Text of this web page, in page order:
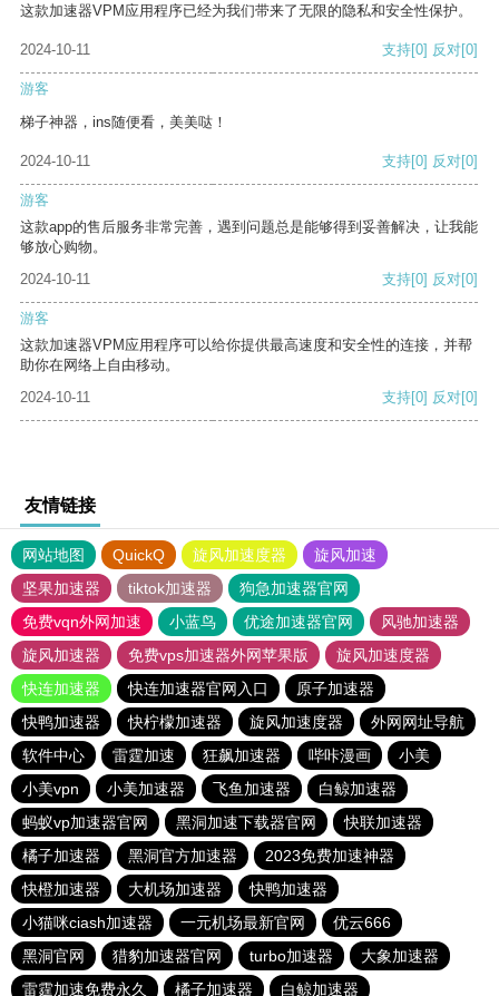
这款加速器VPM应用程序已经为我们带来了无限的隐私和安全性保护。
2024-10-11 支持[0] 反对[0]
游客
梯子神器，ins随便看，美美哒！
2024-10-11 支持[0] 反对[0]
游客
这款app的售后服务非常完善，遇到问题总是能够得到妥善解决，让我能
够放心购物。
2024-10-11
支持[0] 反对[0]
游客
这款加速器VPM应用程序可以给你提供最高速度和安全性的连接，并帮
助你在网络上自由移动。
2024-10-11
支持[0] 反对[0]
友情链接
网站地图 QuickQ 旋风加速度器
旋风加速
坚果加速器
tiktok加速器
狗急加速器官网
免费vqn外网加速
小蓝鸟 优途加速器官网
风驰加速器
旋风加速器
免费vps加速器外网苹果版
旋风加速度器
快连加速器
快连加速器官网入口
原子加速器
快鸭加速器
快柠檬加速器 旋风加速度器
外网网址导航
软件中心
雷霆加速 狂飙加速器 哔咔漫画
小美
小美vpn
小美加速器 飞鱼加速器
白鲸加速器
蚂蚁vp加速器官网
黑洞加速下载器官网
快联加速器
橘子加速器
黑洞官方加速器
2023免费加速神器
快橙加速器
大机场加速器
快鸭加速器
小猫咪ciash加速器
一元机场最新官网
优云666
黑洞官网
猎豹加速器官网 turbo加速器
大象加速器
雷霆加速免费永久
橘子加速器 白鲸加速器